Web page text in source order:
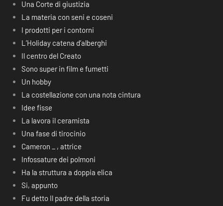
Una Corte di giustizia
La materia con seni e coseni
I prodotti per i contorni
L’Holiday catena d’alberghi
Il centro del Creato
Sono super in film e fumetti
Un hobby
La costellazione con una nota cintura
Idee fisse
La lavora il ceramista
Una fase di tirocinio
Cameron _ , attrice
Infossature dei polmoni
Ha la struttura a doppia elica
Si, appunto
Fu detto Il padre della storia